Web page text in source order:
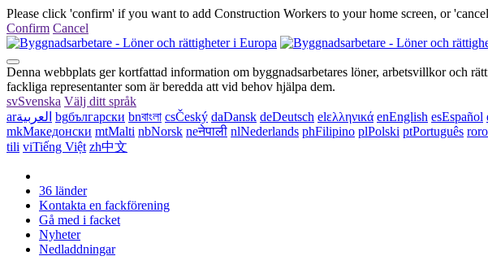
Please click 'confirm' if you want to add Construction Workers to your home screen, or
Confirm Cancel
Denna webbplats ger kortfattad information om byggnadsarbetares löner, arbetsvillkor och
fackliga representanter som är beredda att vid behov hjälpa dem.
svSvenska Välj ditt språk
arالعربية bgбългарски bnবাংলা csČeský daDansk deDeutsch elελληνικά enEnglish esEspañol
mkМакедонски mtMalti nbNorsk neनेपाली nlNederlands phFilipino plPolski ptPortuguês ro
tili viTiếng Việt zh中文
36 länder
Kontakta en fackförening
Gå med i facket
Nyheter
Nedladdningar